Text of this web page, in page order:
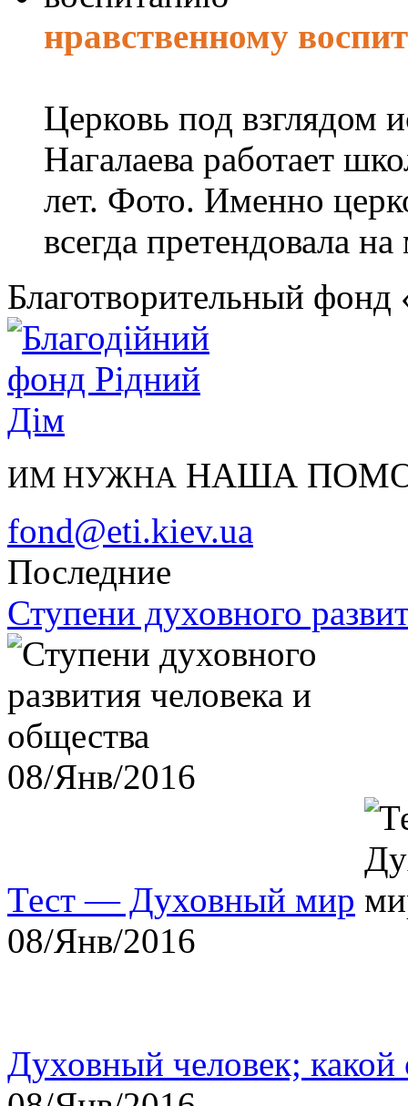
нравственному
Церковь под взглядом
Нагалаева работает
лет. Фото. Именно
всегда претендовала
Благотворительный
ИМ НУЖНА НАША
fond@eti.kiev.ua
Последние
Ступени духовного
08/Янв/2016
Тест — Духовный мир
08/Янв/2016
Духовный человек; какой